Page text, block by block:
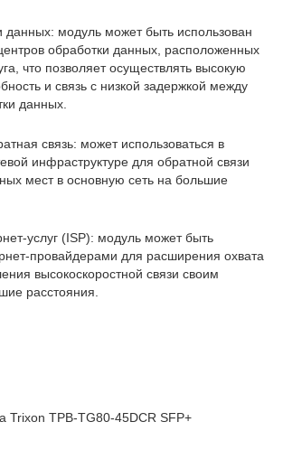
данных: модуль может быть использован
обработки данных, расположенных
что позволяет осуществлять высокую
и связь с низкой задержкой между
данных.
связь: может использоваться в
инфраструктуре для обратной связи
мест в основную сеть на большие
услуг (ISP): модуль может быть
провайдерами для расширения охвата
высокоскоростной связи своим
расстояния.
Trixon TPB-TG80-45DCR SFP+